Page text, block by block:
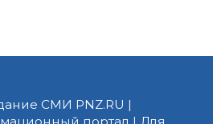
СМИ PNZ.RU |